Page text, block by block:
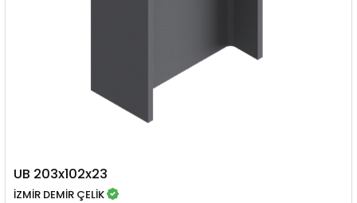
UB 203x102x23
İZMİR DEMİR ÇELİK